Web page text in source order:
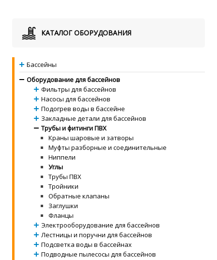
КАТАЛОГ ОБОРУДОВАНИЯ
Бассейны
Оборудование для бассейнов
Фильтры для бассейнов
Насосы для бассейнов
Подогрев воды в бассейне
Закладные детали для бассейнов
Трубы и фитинги ПВХ
Краны шаровые и затворы
Муфты разборные и соединительные
Ниппели
Углы
Трубы ПВХ
Тройники
Обратные клапаны
Заглушки
Фланцы
Электрооборудование для бассейнов
Лестницы и поручни для бассейнов
Подсветка воды в бассейнах
Подводные пылесосы для бассейнов